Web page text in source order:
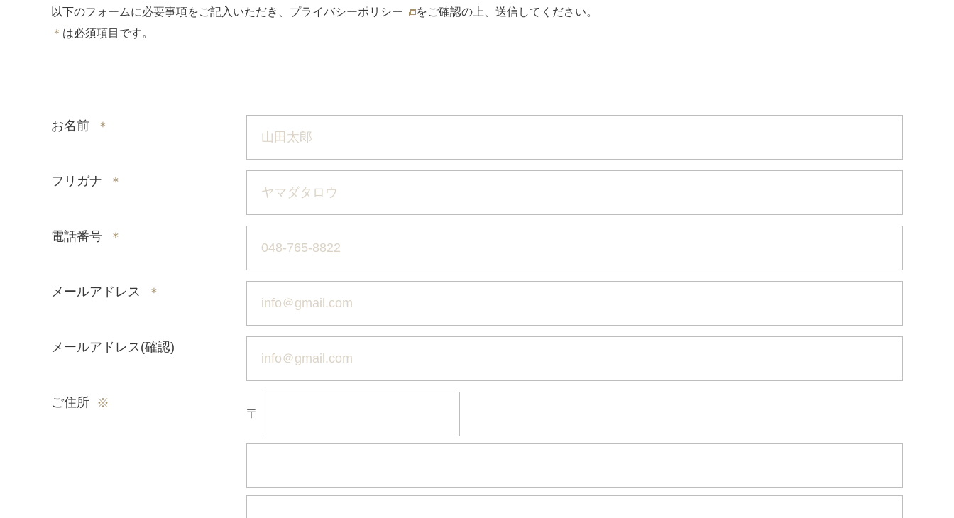
以下のフォームに必要事項をご記入いただき、 プライバシーポリシー
をご確認の上、送信してください。
＊ は必須項目です。
お名前 ＊
フリガナ ＊
電話番号 ＊
メールアドレス ＊
メールアドレス(確認)
ご住所 ※
〒